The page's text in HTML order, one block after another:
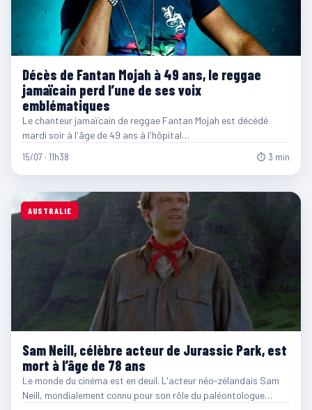
Décès de Fantan Mojah à 49 ans, le reggae
jamaïcain perd l’une de ses voix
emblématiques
Le chanteur jamaïcain de reggae Fantan Mojah est décédé
mardi soir à l'âge de 49 ans à l'hôpital…
15/07 · 11h38 ⏱ 3 min
AUSTRALIE
Sam Neill, célèbre acteur de Jurassic Park, est
mort à l’âge de 78 ans
Le monde du cinéma est en deuil. L'acteur néo-zélandais Sam
Neill, mondialement connu pour son rôle du paléontologue…